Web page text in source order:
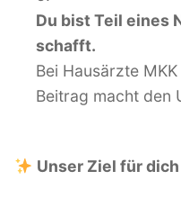
Du bist Teil eines
schafft.
Bei Hausärzte
Beitrag macht den
Unser Ziel für dich